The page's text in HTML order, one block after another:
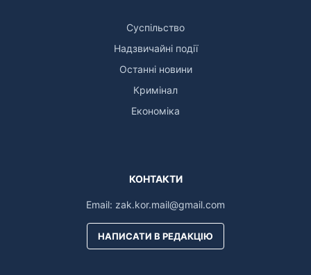
Суспільство
Надзвичайні події
Останні новини
Кримінал
Економіка
КОНТАКТИ
Email: zak.kor.mail@gmail.com
НАПИСАТИ В РЕДАКЦІЮ